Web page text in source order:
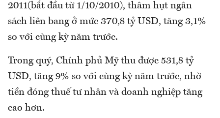
2011(bắt đầu từ 1/10/2010), thâm hụt ngân
sách liên bang ở mức 370,8 tỷ USD, tăng 3,1%
so với cùng kỳ năm trước.
Trong quý, Chính phủ Mỹ thu được 531,8 tỷ
USD, tăng 9% so với cùng kỳ năm trước, nhờ
tiền đóng thuế tư nhân và doanh nghiệp tăng
cao hơn.